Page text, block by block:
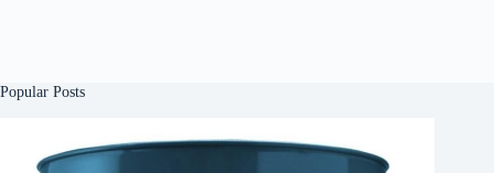
Popular Posts